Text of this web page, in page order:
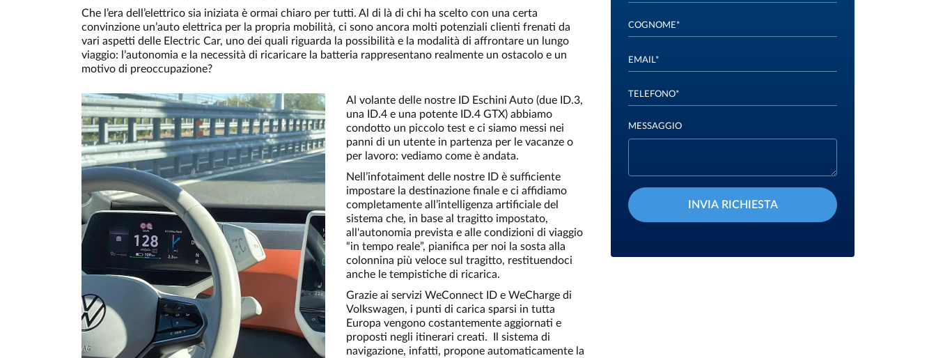
Che l’era dell’elettrico sia iniziata è ormai chiaro per tutti. Al di là di chi ha scelto con una certa
convinzione un’auto elettrica per la propria mobilità, ci sono ancora molti potenziali clienti frenati da
vari aspetti delle Electric Car, uno dei quali riguarda la possibilità e la modalità di affrontare un lungo
viaggio: l’autonomia e la necessità di ricaricare la batteria rappresentano realmente un ostacolo e un
motivo di preoccupazione?
Al volante delle nostre ID Eschini Auto (due ID.3,
una ID.4 e una potente ID.4 GTX) abbiamo
condotto un piccolo test e ci siamo messi nei
panni di un utente in partenza per le vacanze o
per lavoro: vediamo come è andata.
Nell’infotaiment delle nostre ID è sufficiente
impostare la destinazione finale e ci affidiamo
completamente all’intelligenza artificiale del
sistema che, in base al tragitto impostato,
all'autonomia prevista e alle condizioni di viaggio
“in tempo reale”, pianifica per noi la sosta alla
colonnina più veloce sul tragitto, restituendoci
anche le tempistiche di ricarica.
Grazie ai servizi WeConnect ID e WeCharge di
Volkswagen, i punti di carica sparsi in tutta
Europa vengono costantemente aggiornati e
proposti negli itinerari creati. Il sistema di
navigazione, infatti, propone automaticamente la
COGNOME*
EMAIL*
TELEFONO*
MESSAGGIO
INVIA RICHIESTA